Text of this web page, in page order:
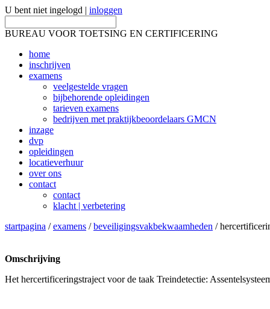
U bent niet ingelogd | inloggen
BUREAU VOOR TOETSING EN CERTIFICERING
home
inschrijven
examens
veelgestelde vragen
bijbehorende opleidingen
tarieven examens
bedrijven met praktijkbeoordelaars GMCN
inzage
dvp
opleidingen
locatieverhuur
over ons
contact
contact
klacht | verbetering
startpagina /examens /beveiligingsvakbekwaamheden /
Omschrijving
Het hercertificeringstraject voor de taak Treindetectie: